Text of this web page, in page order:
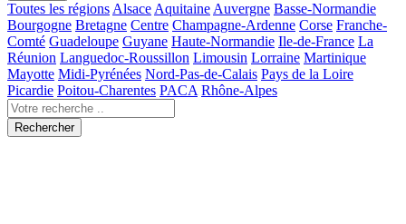
Toutes les régions Alsace Aquitaine Auvergne Basse-Normandie
Bourgogne Bretagne Centre Champagne-Ardenne Corse Franche-
Comté Guadeloupe Guyane Haute-Normandie Ile-de-France La
Réunion Languedoc-Roussillon Limousin Lorraine Martinique
Mayotte Midi-Pyrénées Nord-Pas-de-Calais Pays de la Loire
Picardie Poitou-Charentes PACA Rhône-Alpes
Rechercher